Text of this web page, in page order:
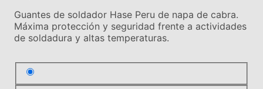
Guantes de soldador Hase Peru de napa de cabra.
Máxima protección y seguridad frente a actividades
de soldadura y altas temperaturas.